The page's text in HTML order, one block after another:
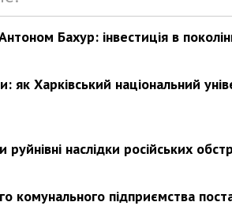
Бахур: інвестиція в
як Харківський національний
наслідки російських
комунального підприємства